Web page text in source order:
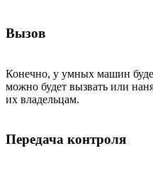
Вызов
Конечно, у умных машин
можно будет вызвать или
их владельцам.
Передача контроля